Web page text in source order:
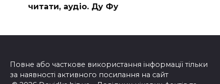
читати, аудіо. Ду Фу
Повне або часткове використання інформації тільки
за наявності активного посилання на сайт